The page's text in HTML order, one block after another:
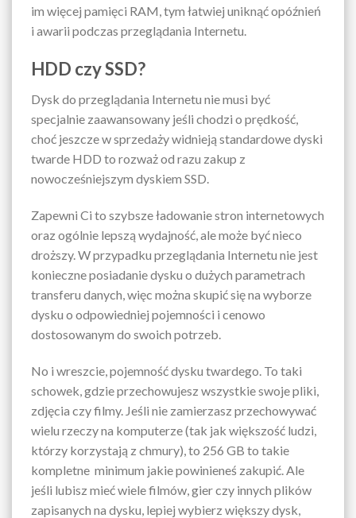
im więcej pamięci RAM, tym łatwiej uniknąć opóźnień
i awarii podczas przeglądania Internetu.
HDD czy SSD?
Dysk do przeglądania Internetu nie musi być
specjalnie zaawansowany jeśli chodzi o prędkość,
choć jeszcze w sprzedaży widnieją standardowe dyski
twarde HDD to rozważ od razu zakup z
nowocześniejszym dyskiem SSD.
Zapewni Ci to szybsze ładowanie stron internetowych
oraz ogólnie lepszą wydajność, ale może być nieco
droższy. W przypadku przeglądania Internetu nie jest
konieczne posiadanie dysku o dużych parametrach
transferu danych, więc można skupić się na wyborze
dysku o odpowiedniej pojemności i cenowo
dostosowanym do swoich potrzeb.
No i wreszcie, pojemność dysku twardego. To taki
schowek, gdzie przechowujesz wszystkie swoje pliki,
zdjęcia czy filmy. Jeśli nie zamierzasz przechowywać
wielu rzeczy na komputerze (tak jak większość ludzi,
którzy korzystają z chmury), to 256 GB to takie
kompletne minimum jakie powinieneś zakupić. Ale
jeśli lubisz mieć wiele filmów, gier czy innych plików
zapisanych na dysku, lepiej wybierz większy dysk,